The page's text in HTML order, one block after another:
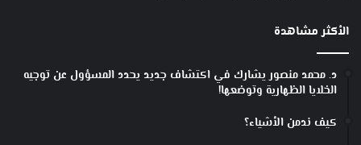
الأكثر مشاهدة
د. محمد منصور يشارك في اكتشاف جديد يحدد المسؤول عن توجيه
الخلايا الظهارية وتوضعها!
كيف ندمن الأشياء؟